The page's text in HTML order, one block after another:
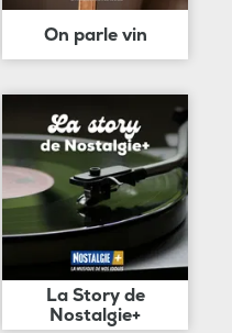
On parle vin
La Story de
Nostalgie+